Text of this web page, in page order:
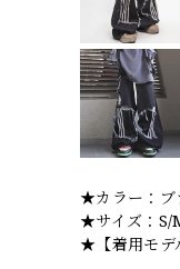
★カラー：ブ
★サイズ：S/
★【着用モ